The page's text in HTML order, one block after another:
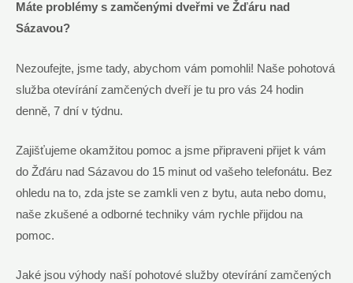
Máte problémy s zamčenými dveřmi ve Žďáru nad
Sázavou?
Nezoufejte, jsme tady, abychom vám pomohli! Naše pohotová
služba otevírání zamčených dveří je tu pro vás 24 hodin
denně, 7 dní v týdnu.
Zajišťujeme okamžitou pomoc a jsme připraveni přijet k vám
do Žďáru nad Sázavou do 15 minut od vašeho telefonátu. Bez
ohledu na to, zda jste se zamkli ven z bytu, auta nebo domu,
naše zkušené a odborné techniky vám rychle přijdou na
pomoc.
Jaké jsou výhody naší pohotové služby otevírání zamčených